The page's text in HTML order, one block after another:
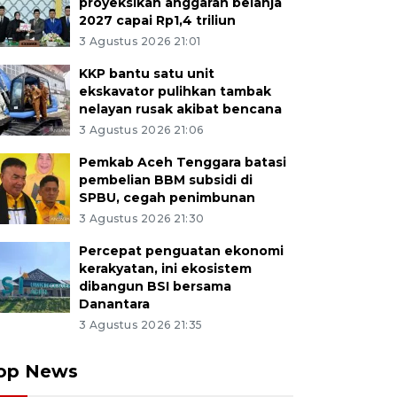
2027 capai Rp1,4 triliun
3 Agustus 2026 21:01
KKP bantu satu unit
ekskavator pulihkan tambak
nelayan rusak akibat bencana
3 Agustus 2026 21:06
Pemkab Aceh Tenggara batasi
pembelian BBM subsidi di
SPBU, cegah penimbunan
3 Agustus 2026 21:30
Percepat penguatan ekonomi
kerakyatan, ini ekosistem
dibangun BSI bersama
Danantara
3 Agustus 2026 21:35
News